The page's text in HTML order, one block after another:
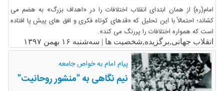
امام(ره) از همان ابتدای انقلاب اختلافات را در «اهداف بزرگ» به هضم می
کشاند؛ احتمالاً با این تحلیل که «قدهای کوتاه فکری و افق های پیش پا افتاده
است که همواره اختلافات را پررنگ می کند».
انقلاب جهانی,برگزیده,شخصیت ها | سه‌شنبه ۱۶ بهمن ۱۳۹۷
پیام امام به خواص جامعه
نیم نگاهی به "منشور روحانیت"